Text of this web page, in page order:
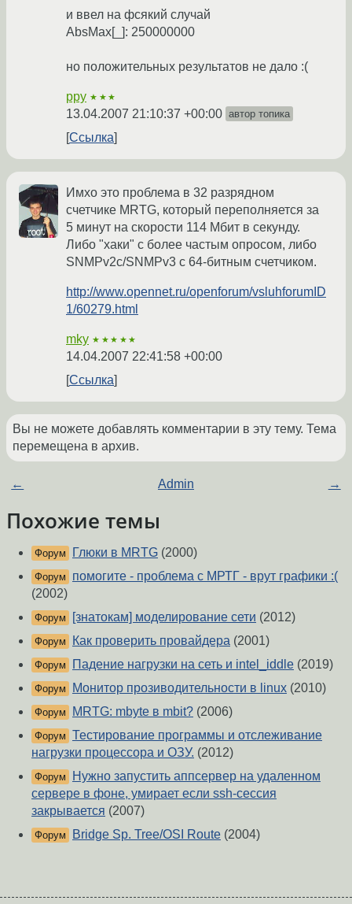
и ввел на фсякий случай
AbsMax[_]: 250000000
но положительных результатов не дало :(
ppy ★★★
13.04.2007 21:10:37 +00:00 автор топика
Ссылка
Имхо это проблема в 32 разрядном
счетчике MRTG, который переполняется за
5 минут на скорости 114 Мбит в секунду.
Либо "хаки" с более частым опросом, либо
SNMPv2c/SNMPv3 с 64-битным счетчиком.
http://www.opennet.ru/openforum/vsluhforumID
1/60279.html
mky ★★★★★
14.04.2007 22:41:58 +00:00
Ссылка
Вы не можете добавлять комментарии в эту тему. Тема
перемещена в архив.
← Admin →
Похожие темы
Форум Глюки в MRTG (2000)
Форум
помогите - проблема с МРТГ - врут графики :(
(2002)
Форум [знатокам] моделирование сети (2012)
Форум Как проверить провайдера (2001)
Форум Падение нагрузки на сеть и intel_iddle (2019)
Форум Монитор прозиводительности в linux (2010)
Форум MRTG: mbyte в mbit? (2006)
Форум Тестирование программы и отслеживание
нагрузки процессора и ОЗУ. (2012)
Форум
Нужно запустить аппсервер на удаленном
сервере в фоне, умирает если ssh-сессия
закрывается (2007)
Форум Bridge Sp. Tree/OSI Route (2004)